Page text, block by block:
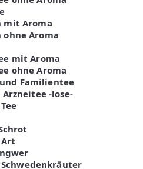
mit Aroma
ohne Aroma
mit Aroma
ohne Aroma
Familientee
-lose-